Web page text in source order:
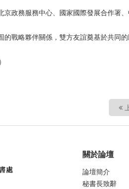
政務服務中心、國家國際發展合作署
戰略夥伴關係，雙方友誼奠基於共同
關於論壇
論壇簡介
秘書長致辭